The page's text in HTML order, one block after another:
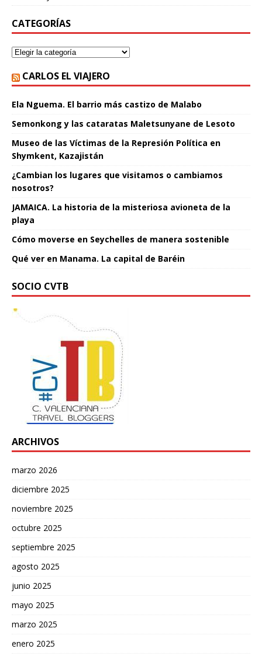
CATEGORÍAS
CARLOS EL VIAJERO
Ela Nguema. El barrio más castizo de Malabo
Semonkong y las cataratas Maletsunyane de Lesoto
Museo de las Víctimas de la Represión Política en
Shymkent, Kazajistán
¿Cambian los lugares que visitamos o cambiamos
nosotros?
JAMAICA. La historia de la misteriosa avioneta de la
playa
Cómo moverse en Seychelles de manera sostenible
Qué ver en Manama. La capital de Baréin
SOCIO CVTB
ARCHIVOS
marzo 2026
diciembre 2025
noviembre 2025
octubre 2025
septiembre 2025
agosto 2025
junio 2025
mayo 2025
marzo 2025
enero 2025